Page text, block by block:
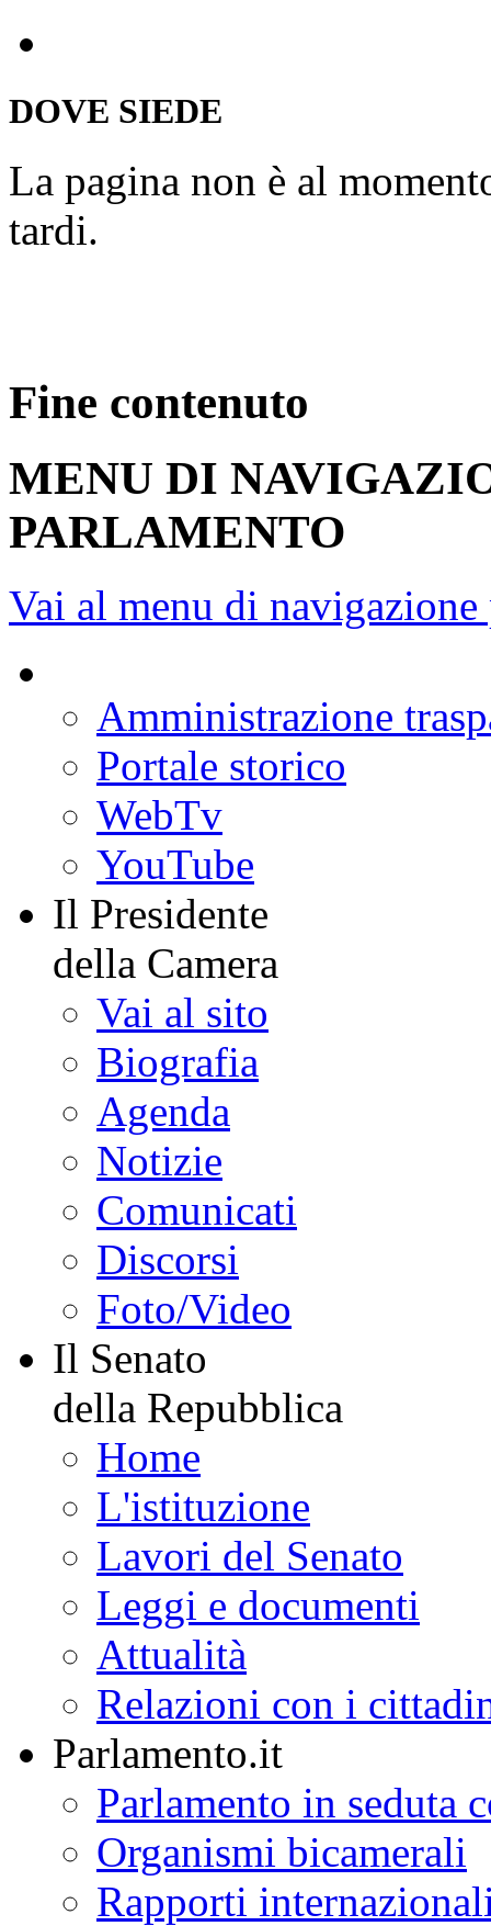
DOVE SIEDE
La pagina non è al
tardi.
Fine contenuto
MENU DI
PARLAMENTO
Vai al menu di
Amministrazione
Portale storico
WebTv
YouTube
Il Presidente
della Camera
Vai al sito
Biografia
Agenda
Notizie
Comunicati
Discorsi
Foto/Video
Il Senato
della Repubblica
Home
L'istituzione
Lavori del Senato
Leggi e documenti
Attualità
Relazioni con i
Parlamento.it
Parlamento in seduta
Organismi bicamerali
Rapporti